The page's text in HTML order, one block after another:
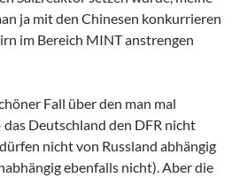
ja mit den Chinesen konkurrieren
im Bereich MINT anstrengen
Fall über den man mal
Deutschland den DFR nicht
nicht von Russland abhängig
ebenfalls nicht). Aber die